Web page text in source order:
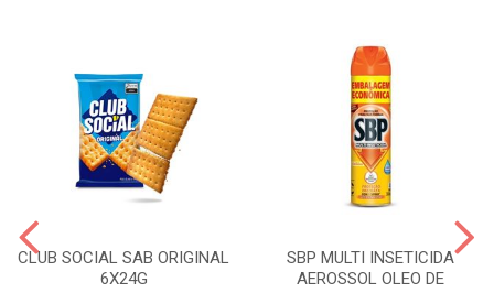
CLUB SOCIAL SAB ORIGINAL
6X24G
SBP MULTI INSETICIDA
AEROSSOL OLEO DE